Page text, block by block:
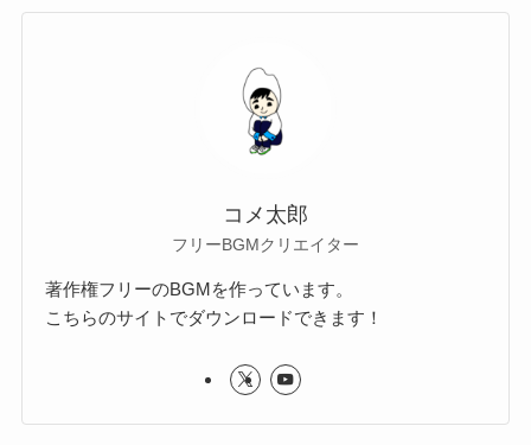
コメ太郎
フリーBGMクリエイター
著作権フリーのBGMを作っています。
こちらのサイトでダウンロードできます！